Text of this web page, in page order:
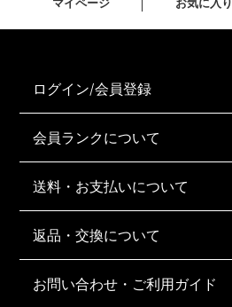
マイページ お気に入り
ログイン/会員登録
会員ランクについて
送料・お支払いについて
返品・交換について
お問い合わせ・ご利用ガイド